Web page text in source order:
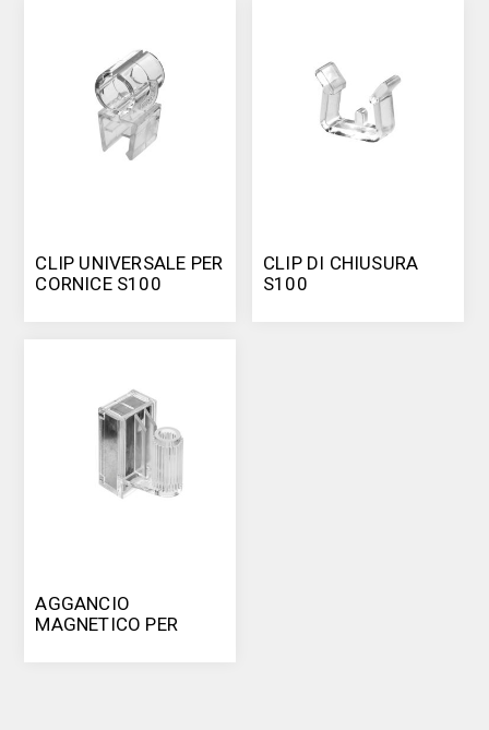
CLIP UNIVERSALE PER
CORNICE S100
CLIP DI CHIUSURA
S100
AGGANCIO
MAGNETICO PER